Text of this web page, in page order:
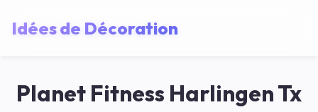
Idées de Décoration
Planet Fitness Harlingen Tx